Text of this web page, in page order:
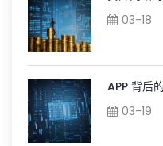
03-18
APP 背后
03-19